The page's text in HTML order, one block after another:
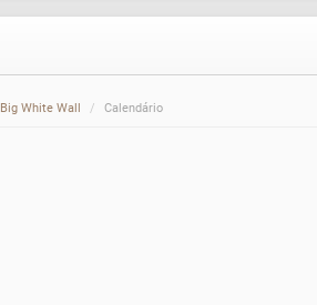
Big White Wall Calendário